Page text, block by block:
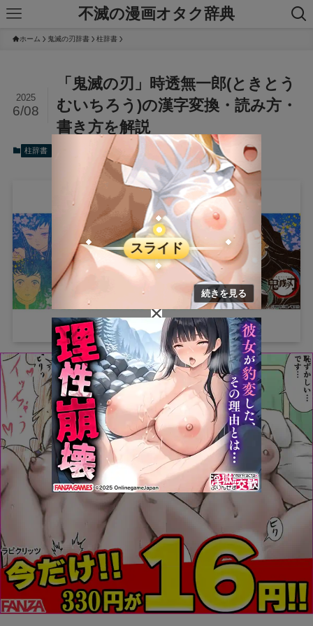
不滅の漫画オタク辞典
ホーム 鬼滅の刃辞書 柱辞書
「鬼滅の刃」時透無一郎(ときとう
むいちろう)の漢字変換・読み方・
書き方を解説
2025
6/08
柱辞書 2025年6月8日